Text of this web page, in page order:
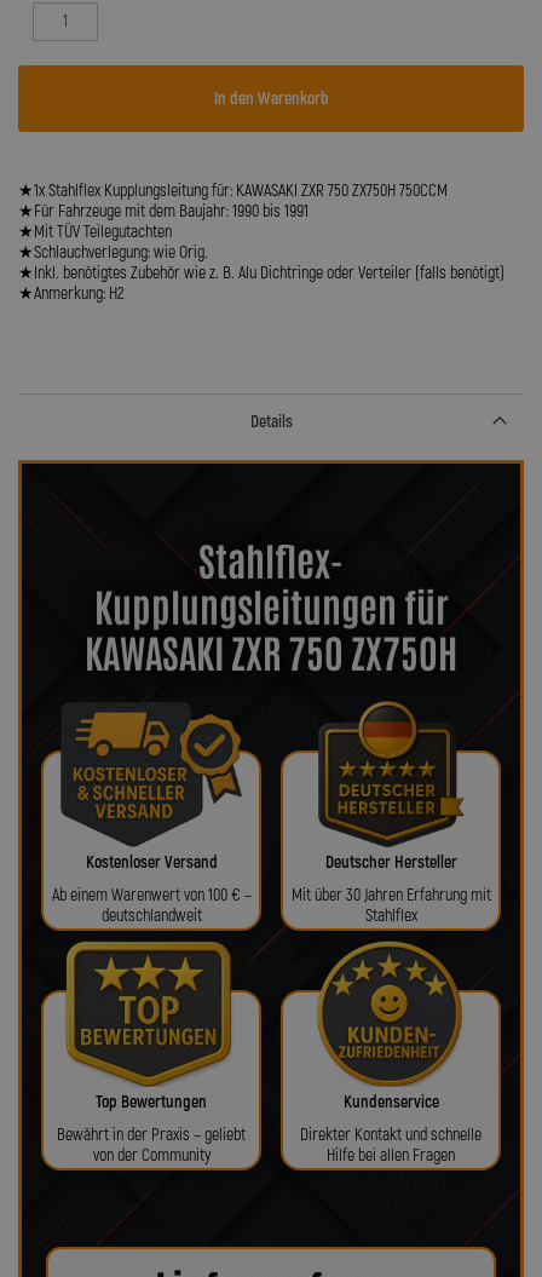
In den Warenkorb
★1x Stahlflex Kupplungsleitung für: KAWASAKI ZXR 750 ZX750H 750CCM
★Für Fahrzeuge mit dem Baujahr: 1990 bis 1991
★Mit TÜV Teilegutachten
★Schlauchverlegung: wie Orig.
★Inkl. benötigtes Zubehör wie z. B. Alu Dichtringe oder Verteiler (falls benötigt)
★Anmerkung: H2
Details
Stahlflex-
Kupplungsleitungen für
KAWASAKI ZXR 750 ZX750H
Kostenloser Versand
Ab einem Warenwert von 100 € –
deutschlandweit
Deutscher Hersteller
Mit über 30 Jahren Erfahrung mit
Stahlflex
Top Bewertungen
Bewährt in der Praxis – geliebt
von der Community
Kundenservice
Direkter Kontakt und schnelle
Hilfe bei allen Fragen